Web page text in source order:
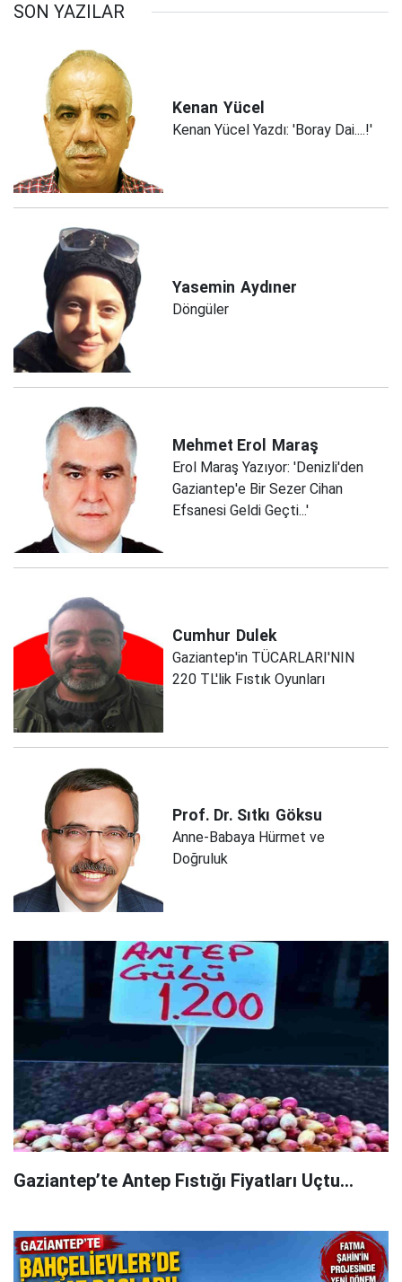
SON YAZILAR
Kenan Yücel
Kenan Yücel Yazdı: 'Boray Dai....!'
Yasemin Aydıner
Döngüler
Mehmet Erol Maraş
Erol Maraş Yazıyor: 'Denizli'den
Gaziantep'e Bir Sezer Cihan
Efsanesi Geldi Geçti...'
Cumhur Dulek
Gaziantep'in TÜCARLARI'NIN
220 TL'lik Fıstık Oyunları
Prof. Dr. Sıtkı Göksu
Anne-Babaya Hürmet ve
Doğruluk
Gaziantep’te Antep Fıstığı Fiyatları Uçtu...